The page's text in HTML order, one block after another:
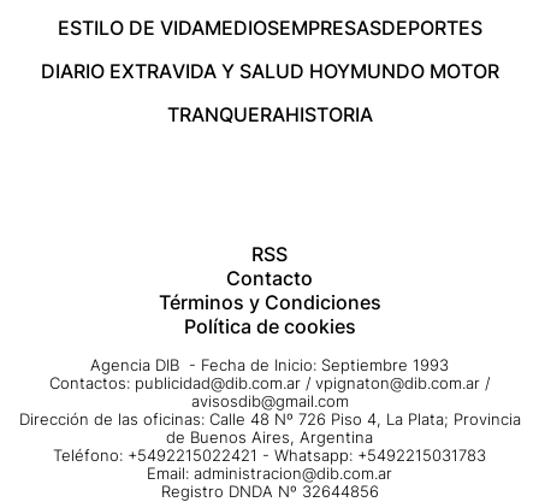
ESTILO DE VIDAMEDIOSEMPRESASDEPORTES
DIARIO EXTRAVIDA Y SALUD HOYMUNDO MOTOR
TRANQUERAHISTORIA
RSS
Contacto
Términos y Condiciones
Política de cookies
Agencia DIB - Fecha de Inicio: Septiembre 1993
Contactos: publicidad@dib.com.ar / vpignaton@dib.com.ar /
avisosdib@gmail.com
Dirección de las oficinas: Calle 48 Nº 726 Piso 4, La Plata; Provincia
de Buenos Aires, Argentina
Teléfono: +5492215022421 - Whatsapp: +5492215031783
Email: administracion@dib.com.ar
Registro DNDA Nº 32644856